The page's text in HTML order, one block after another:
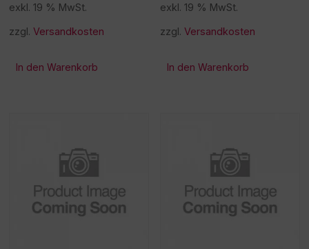
exkl. 19 % MwSt.
zzgl.Versandkosten
In den Warenkorb
exkl. 19 % MwSt.
zzgl.Versandkosten
In den Warenkorb